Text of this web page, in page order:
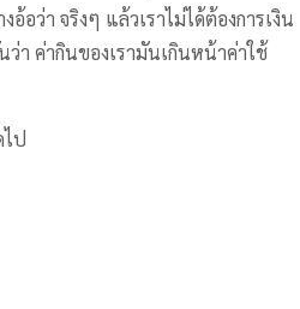
อว่า จริงๆ แล้วเราไม่ได้ต้องการเงิน
ว่า ค่ากินของเรามันเกินหน้าค่าใช้
ป